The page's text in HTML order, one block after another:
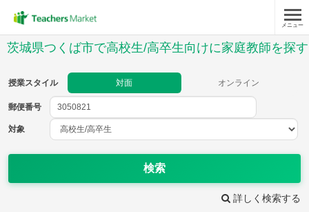
メニュー
茨城県つくば市で高校生/高卒生向けに家庭教師を探す
授業スタイル 対面 オンライン
郵便番号
対象
検索
詳しく検索する
郵便番号